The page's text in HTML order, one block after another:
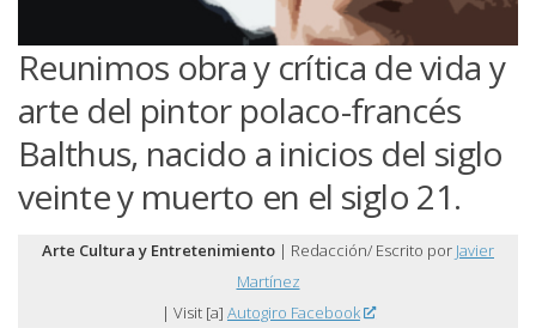
Reunimos obra y crítica de vida y
arte del pintor polaco-francés
Balthus, nacido a inicios del siglo
veinte y muerto en el siglo 21.
Arte Cultura y Entretenimiento | Redacción/ Escrito por Javier
Martínez
| Visit [a] Autogiro Facebook